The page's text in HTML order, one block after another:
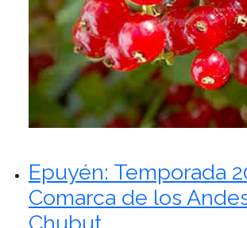
Epuyén: Temporada
Comarca de los
Chubut